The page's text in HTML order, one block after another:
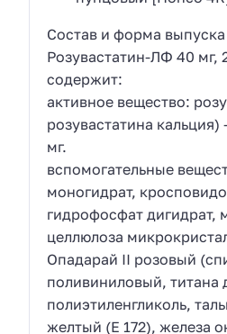
Состав и форма выпуска
Розувастатин-ЛФ 40 мг,
содержит:
активное вещество:
розувастатина кальция)
мг.
вспомогательные
моногидрат,
гидрофосфат дигидрат,
целлюлоза
Опадарай II розовый
поливиниловый, титана
полиэтиленгликоль,
желтый (Е 172), железа